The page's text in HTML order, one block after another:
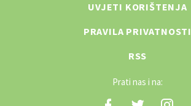
UVJETI KORIŠTENJA
PRAVILA PRIVATNOSTI
RSS
Prati nas i na: